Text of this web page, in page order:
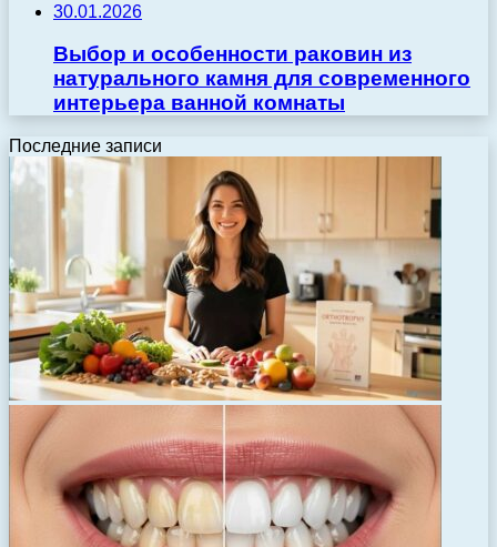
30.01.2026
Выбор и особенности раковин из
натурального камня для современного
интерьера ванной комнаты
Последние записи